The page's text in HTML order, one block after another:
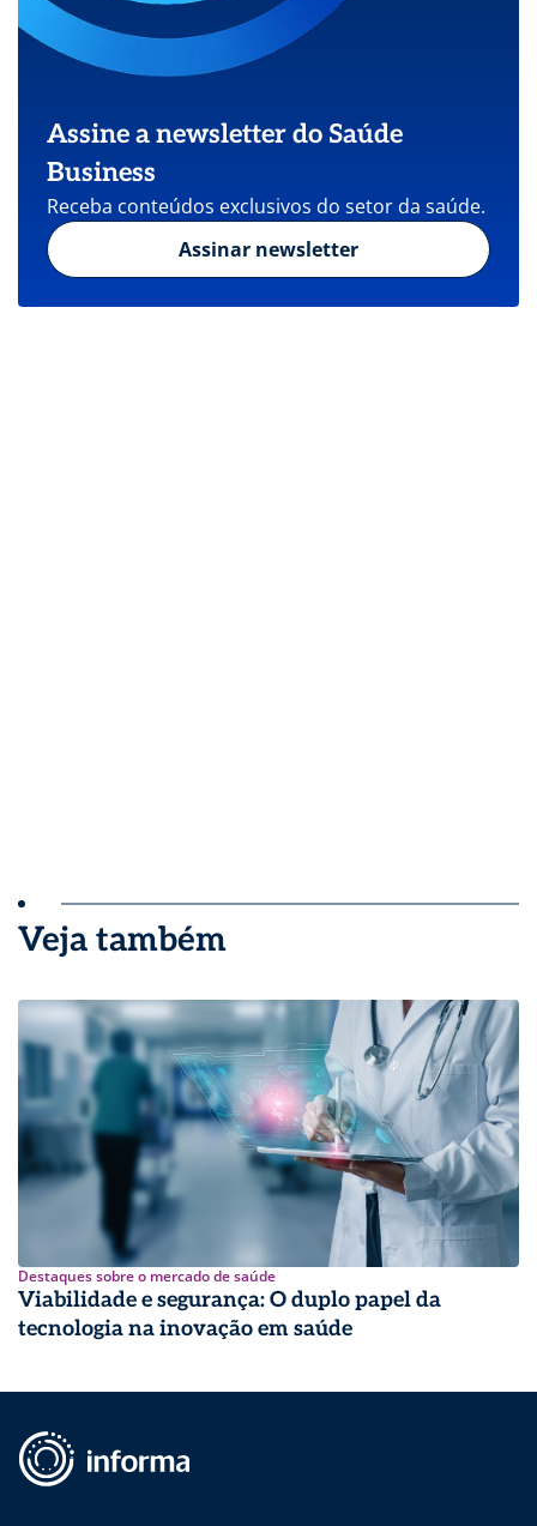
Assine a newsletter do Saúde
Business
Receba conteúdos exclusivos do setor da saúde.
Assinar newsletter
Veja também
Destaques sobre o mercado de saúde
Viabilidade e segurança: O duplo papel da
tecnologia na inovação em saúde